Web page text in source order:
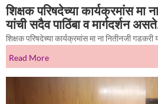
शिक्षक परिषदेच्या कार्यक्रमांस मा
यांची सदैव पाठिंबा व मार्गदर्शन
शिक्षक परिषदेच्या कार्यक्रमांस मा ना नितीनजी गडकरी
Read More